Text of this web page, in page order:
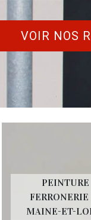
VOIR NOS
PEINTURE
FERRONERIE
MAINE-ET-